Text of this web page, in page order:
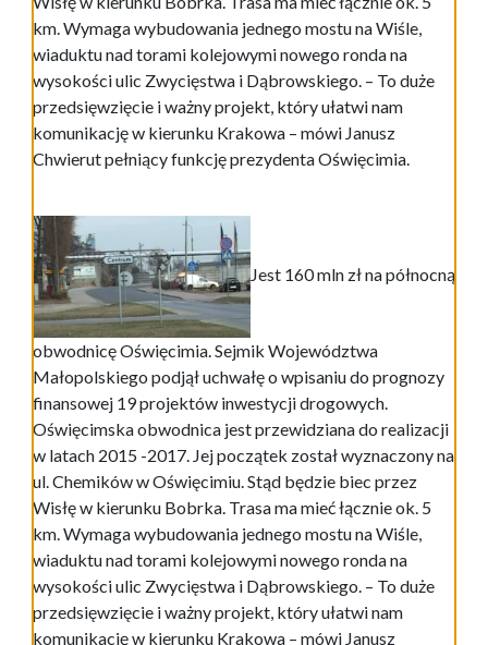
km. Wymaga wybudowania jednego mostu na Wiśle,
wiaduktu nad torami kolejowymi nowego ronda na
wysokości ulic Zwycięstwa i Dąbrowskiego. – To duże
przedsięwzięcie i ważny projekt, który ułatwi nam
komunikację w kierunku Krakowa – mówi Janusz
Chwierut pełniący funkcję prezydenta Oświęcimia.
Jest 160 mln zł na północną
obwodnicę Oświęcimia. Sejmik Województwa
Małopolskiego podjął uchwałę o wpisaniu do prognozy
finansowej 19 projektów inwestycji drogowych.
Oświęcimska obwodnica jest przewidziana do realizacji
w latach 2015 -2017. Jej początek został wyznaczony na
ul. Chemików w Oświęcimiu. Stąd będzie biec przez
Wisłę w kierunku Bobrka. Trasa ma mieć łącznie ok. 5
km. Wymaga wybudowania jednego mostu na Wiśle,
wiaduktu nad torami kolejowymi nowego ronda na
wysokości ulic Zwycięstwa i Dąbrowskiego. – To duże
przedsięwzięcie i ważny projekt, który ułatwi nam
komunikację w kierunku Krakowa – mówi Janusz